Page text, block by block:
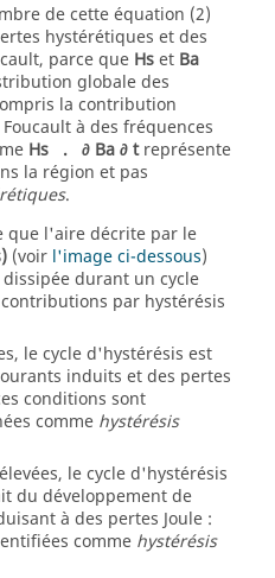
de cette équation (2)
hystérétiques et des
parce que Hset Ba
globale des
la contribution
à des fréquences
Hs . ∂ Ba∂t représente
la région et pas
.
que l'aire décrite par le
(voir l'image ci-dessous)
durant un cycle
par hystérésis
le cycle d'hystérésis est
induits et des pertes
conditions sont
comme hystérésis
le cycle d'hystérésis
du développement de
à des pertes Joule :
comme hystérésis